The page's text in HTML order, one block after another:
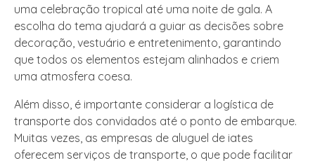
uma celebração tropical até uma noite de gala. A
escolha do tema ajudará a guiar as decisões sobre
decoração, vestuário e entretenimento, garantindo
que todos os elementos estejam alinhados e criem
uma atmosfera coesa.
Além disso, é importante considerar a logística de
transporte dos convidados até o ponto de embarque.
Muitas vezes, as empresas de aluguel de iates
oferecem serviços de transporte, o que pode facilitar